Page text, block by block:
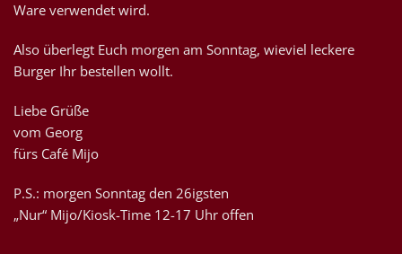
Ware verwendet wird.
Also überlegt Euch morgen am Sonntag, wieviel leckere
Burger Ihr bestellen wollt.
Liebe Grüße
vom Georg
fürs Café Mijo
P.S.: morgen Sonntag den 26igsten
„Nur“ Mijo/Kiosk-Time 12-17 Uhr offen